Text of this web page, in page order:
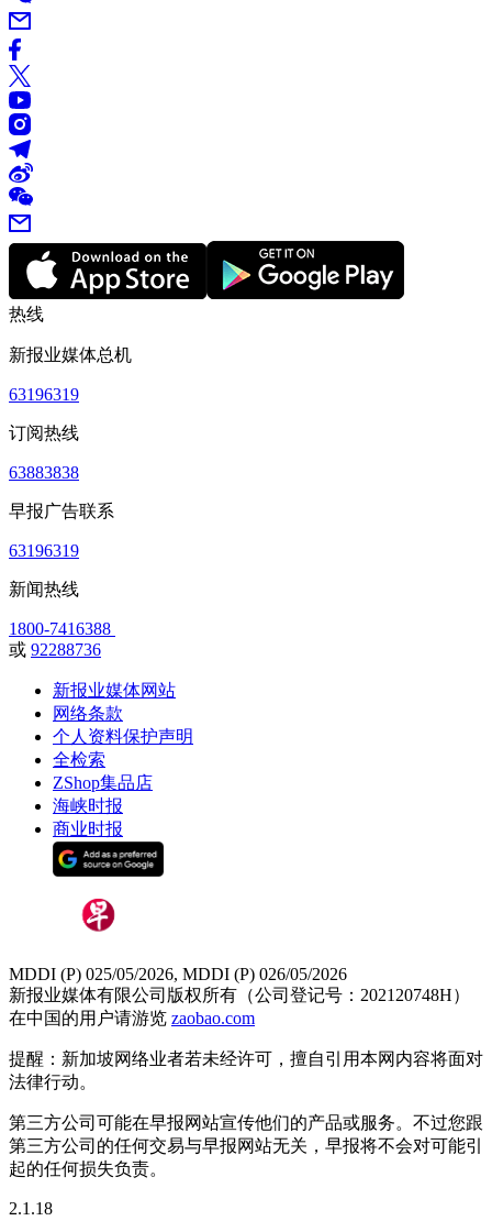
热线
新报业媒体总机
63196319
订阅热线
63883838
早报广告联系
63196319
新闻热线
1800-7416388
或 92288736
新报业媒体网站
网络条款
个人资料保护声明
全检索
ZShop集品店
海峡时报
商业时报
MDDI (P) 025/05/2026, MDDI (P) 026/05/2026
新报业媒体有限公司版权所有（公司登记号：202120748H）
在中国的用户请游览 zaobao.com
提醒：新加坡网络业者若未经许可，擅自引用本网内容将面对
法律行动。
第三方公司可能在早报网站宣传他们的产品或服务。不过您跟
第三方公司的任何交易与早报网站无关，早报将不会对可能引
起的任何损失负责。
2.1.18